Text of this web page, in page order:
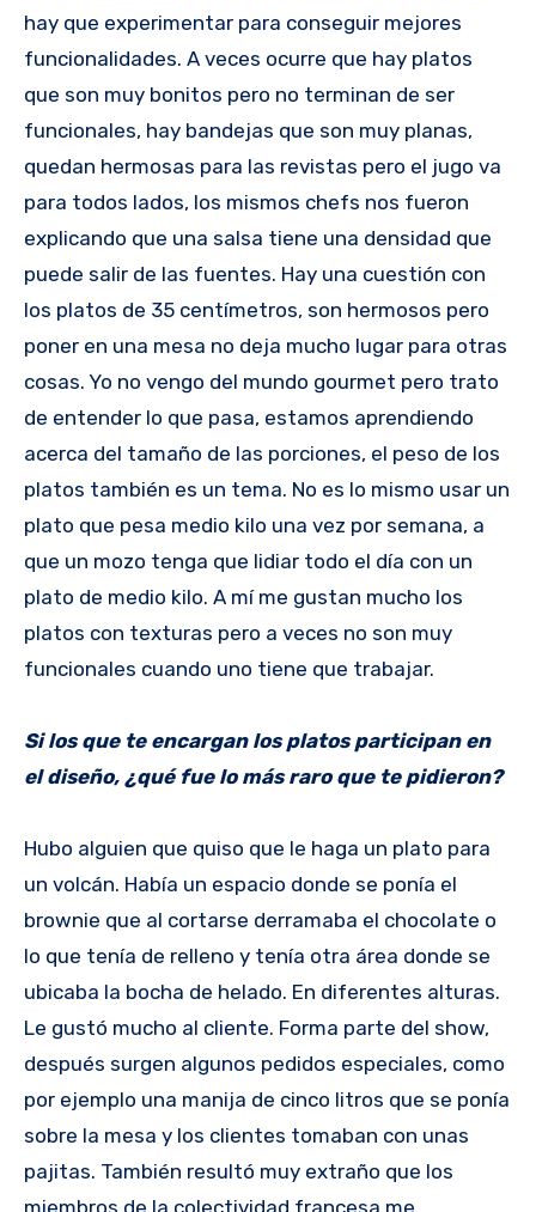
hay que experimentar para conseguir mejores
funcionalidades. A veces ocurre que hay platos
que son muy bonitos pero no terminan de ser
funcionales, hay bandejas que son muy planas,
quedan hermosas para las revistas pero el jugo va
para todos lados, los mismos chefs nos fueron
explicando que una salsa tiene una densidad que
puede salir de las fuentes. Hay una cuestión con
los platos de 35 centímetros, son hermosos pero
poner en una mesa no deja mucho lugar para otras
cosas. Yo no vengo del mundo gourmet pero trato
de entender lo que pasa, estamos aprendiendo
acerca del tamaño de las porciones, el peso de los
platos también es un tema. No es lo mismo usar un
plato que pesa medio kilo una vez por semana, a
que un mozo tenga que lidiar todo el día con un
plato de medio kilo. A mí me gustan mucho los
platos con texturas pero a veces no son muy
funcionales cuando uno tiene que trabajar.
Si los que te encargan los platos participan en
el diseño, ¿qué fue lo más raro que te pidieron?
Hubo alguien que quiso que le haga un plato para
un volcán. Había un espacio donde se ponía el
brownie que al cortarse derramaba el chocolate o
lo que tenía de relleno y tenía otra área donde se
ubicaba la bocha de helado. En diferentes alturas.
Le gustó mucho al cliente. Forma parte del show,
después surgen algunos pedidos especiales, como
por ejemplo una manija de cinco litros que se ponía
sobre la mesa y los clientes tomaban con unas
pajitas. También resultó muy extraño que los
miembros de la colectividad francesa me